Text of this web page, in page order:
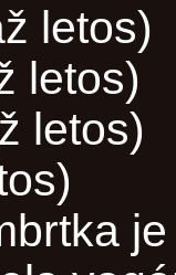
letos)
letos)
letos)